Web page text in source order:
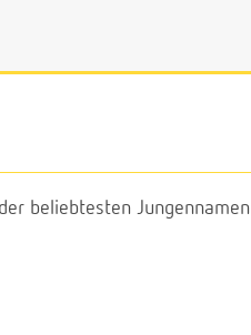
beliebtesten Jungennamen